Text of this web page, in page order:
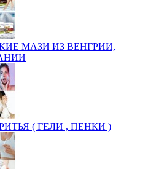
МАЗИ ИЗ ВЕНГРИИ,
( ГЕЛИ , ПЕНКИ )